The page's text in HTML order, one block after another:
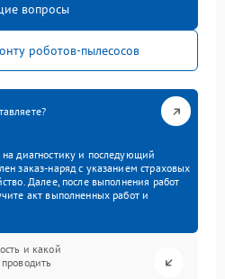
вопросы
роботов-пылесосов
диагностику и последующий
заказ-наряд с указанием страховых
Далее, после выполнения работ
акт выполненных работ и
и какой